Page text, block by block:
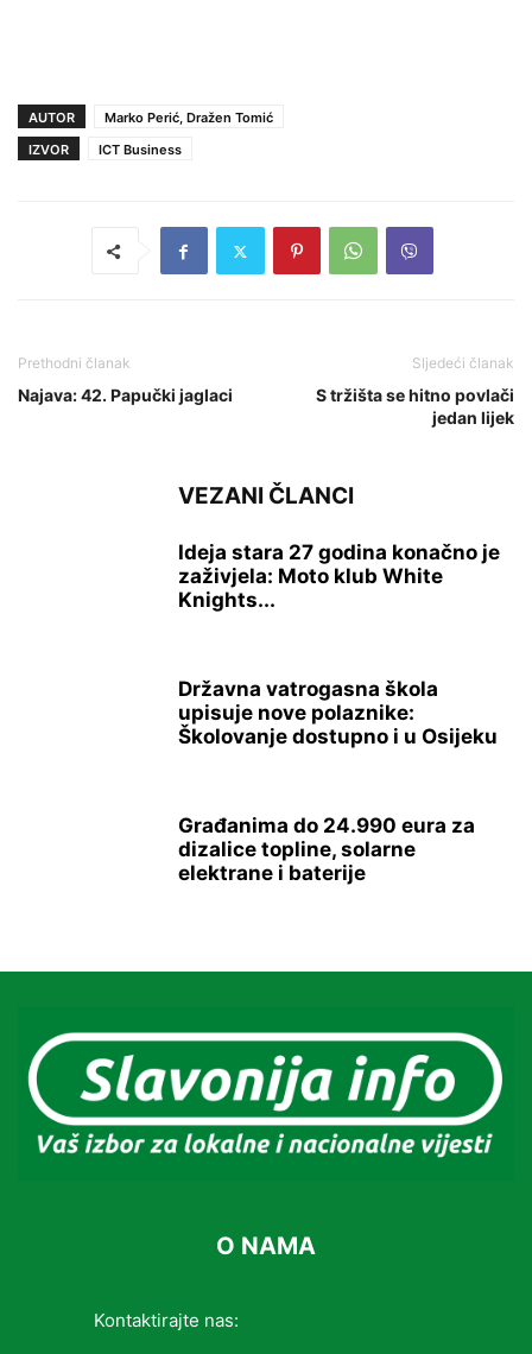
AUTOR
Marko Perić, Dražen Tomić
IZVOR
ICT Business
Prethodni članak
Najava: 42. Papučki jaglaci
Sljedeći članak
S tržišta se hitno povlači
jedan lijek
VEZANI ČLANCI
Ideja stara 27 godina konačno je
zaživjela: Moto klub White
Knights...
Državna vatrogasna škola
upisuje nove polaznike:
Školovanje dostupno i u Osijeku
Građanima do 24.990 eura za
dizalice topline, solarne
elektrane i baterije
O NAMA
Kontaktirajte nas: